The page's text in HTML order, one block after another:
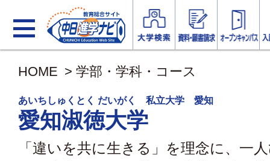
HOME > 学部・学科・コース
あいちしゅくとく だいがく 私立大学 愛知
愛知淑徳大学
「違いを共に生きる」を理念に、一